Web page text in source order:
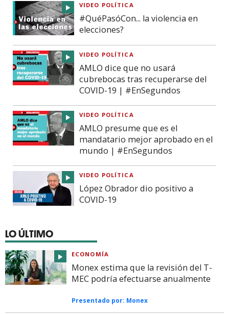
VIDEO POLÍTICA
#QuéPasóCon... la violencia en
elecciones?
VIDEO POLÍTICA
AMLO dice que no usará
cubrebocas tras recuperarse del
COVID-19 | #EnSegundos
VIDEO POLÍTICA
AMLO presume que es el
mandatario mejor aprobado en el
mundo | #EnSegundos
VIDEO POLÍTICA
López Obrador dio positivo a
COVID-19
LO ÚLTIMO
ECONOMÍA
Monex estima que la revisión del T-
MEC podría efectuarse anualmente
Presentado por: Monex